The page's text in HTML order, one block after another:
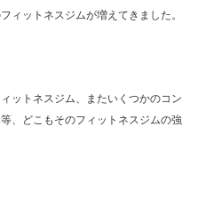
ィットネスジムが増えてきました。
ットネスジム、またいくつかのコン
、どこもそのフィットネスジムの強